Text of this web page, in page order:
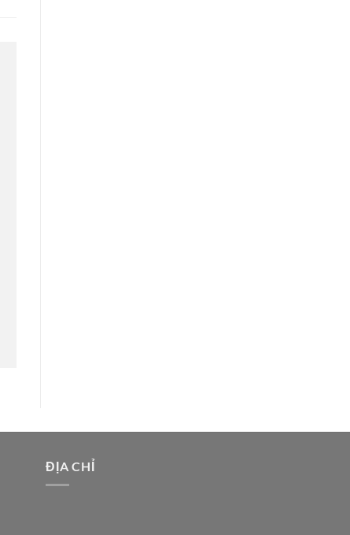
ĐỊA CHỈ